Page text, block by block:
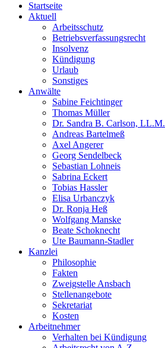
Startseite
Aktuell
Arbeitsschutz
Betriebsverfassungsrecht
Insolvenz
Kündigung
Urlaub
Sonstiges
Anwälte
Sabine Feichtinger
Thomas Müller
Dr. Sandra B. Carlson, LL.M.
Andreas Bartelmeß
Axel Angerer
Georg Sendelbeck
Sebastian Lohneis
Sabrina Eckert
Tobias Hassler
Elisa Urbanczyk
Dr. Ronja Heß
Wolfgang Manske
Beate Schoknecht
Ute Baumann-Stadler
Kanzlei
Philosophie
Fakten
Zweigstelle Ansbach
Stellenangebote
Sekretariat
Kosten
Arbeitnehmer
Verhalten bei Kündigung